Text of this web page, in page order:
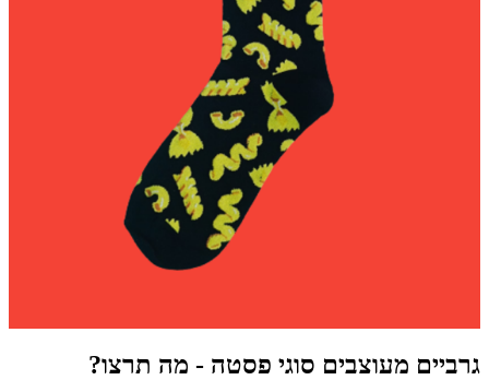
גרביים מעוצבים סוגי פסטה - מה תרצו?